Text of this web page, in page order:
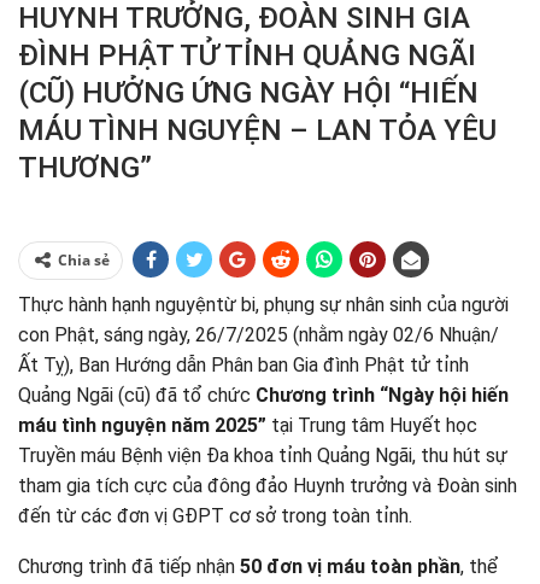
HUYNH TRƯỞNG, ĐOÀN SINH GIA
ĐÌNH PHẬT TỬ TỈNH QUẢNG NGÃI
(CŨ) HƯỞNG ỨNG NGÀY HỘI “HIẾN
MÁU TÌNH NGUYỆN – LAN TỎA YÊU
THƯƠNG”
Chia sẻ
Thực hành hạnh nguyệntừ bi, phụng sự nhân sinh của người
con Phật, sáng ngày, 26/7/2025 (nhằm ngày 02/6 Nhuận/
Ất Tỵ), Ban Hướng dẫn Phân ban Gia đình Phật tử tỉnh
Quảng Ngãi (cũ) đã tổ chức Chương trình “Ngày hội hiến
máu tình nguyện năm 2025” tại Trung tâm Huyết học
Truyền máu Bệnh viện Đa khoa tỉnh Quảng Ngãi, thu hút sự
tham gia tích cực của đông đảo Huynh trưởng và Đoàn sinh
đến từ các đơn vị GĐPT cơ sở trong toàn tỉnh.
Chương trình đã tiếp nhận 50 đơn vị máu toàn phần, thể